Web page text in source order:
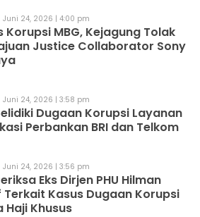
Juni 24, 2026 | 4:00 pm
Korupsi MBG, Kejagung Tolak
Justice Collaborator Sony
Juni 24, 2026 | 3:58 pm
Dugaan Korupsi Layanan
Perbankan BRI dan Telkom
Juni 24, 2026 | 3:56 pm
Eks Dirjen PHU Hilman
Terkait Kasus Dugaan Korupsi
Haji Khusus